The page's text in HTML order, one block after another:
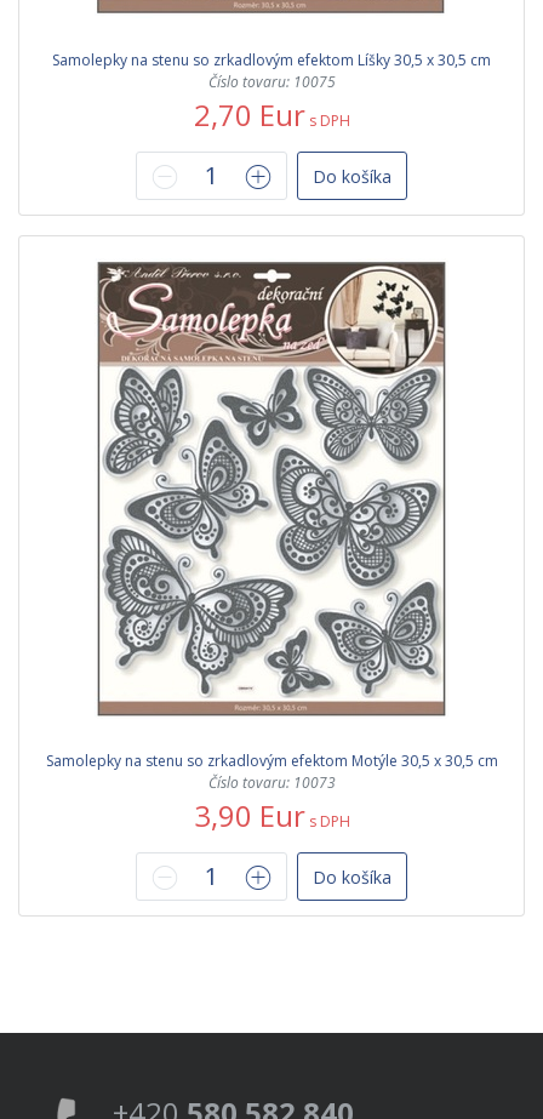
Samolepky na stenu so zrkadlovým efektom Líšky 30,5 x 30,5 cm
Číslo tovaru: 10075
2,70 Eur s DPH
Do košíka
Samolepky na stenu so zrkadlovým efektom Motýle 30,5 x 30,5 cm
Číslo tovaru: 10073
3,90 Eur s DPH
Do košíka